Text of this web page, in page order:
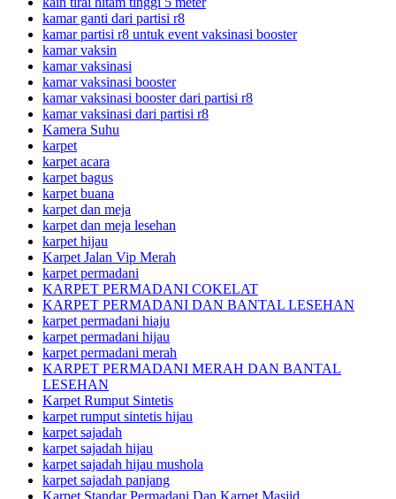
kamar ganti dari partisi r8
kamar partisi r8 untuk event vaksinasi booster
kamar vaksin
kamar vaksinasi
kamar vaksinasi booster
kamar vaksinasi booster dari partisi r8
kamar vaksinasi dari partisi r8
Kamera Suhu
karpet
karpet acara
karpet bagus
karpet buana
karpet dan meja
karpet dan meja lesehan
karpet hijau
Karpet Jalan Vip Merah
karpet permadani
KARPET PERMADANI COKELAT
KARPET PERMADANI DAN BANTAL LESEHAN
karpet permadani hiaju
karpet permadani hijau
karpet permadani merah
KARPET PERMADANI MERAH DAN BANTAL
LESEHAN
Karpet Rumput Sintetis
karpet rumput sintetis hijau
karpet sajadah
karpet sajadah hijau
karpet sajadah hijau mushola
karpet sajadah panjang